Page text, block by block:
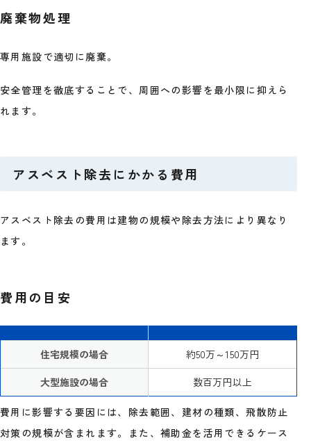
廃棄物処理
専用施設で適切に廃棄。
安全管理を徹底することで、周囲への影響を最小限に抑えら
れます。
アスベスト除去にかかる費用
アスベスト除去の費用は建物の規模や除去方法により異なり
ます。
費用の目安
住宅規模の場合
約50万～150万円
大型施設の場合
数百万円以上
費用に影響する要因には、除去範囲、建材の種類、飛散防止
対策の規模が含まれます。また、補助金を活用できるケース